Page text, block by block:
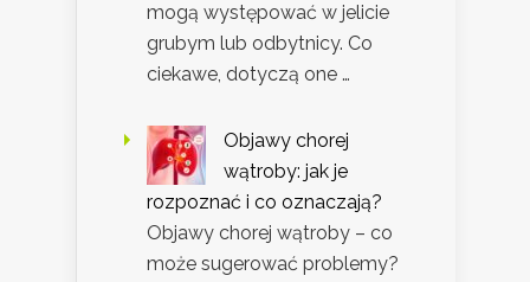
mogą występować w jelicie
grubym lub odbytnicy. Co
ciekawe, dotyczą one …
Objawy chorej
wątroby: jak je
rozpoznać i co oznaczają?
Objawy chorej wątroby – co
może sugerować problemy?